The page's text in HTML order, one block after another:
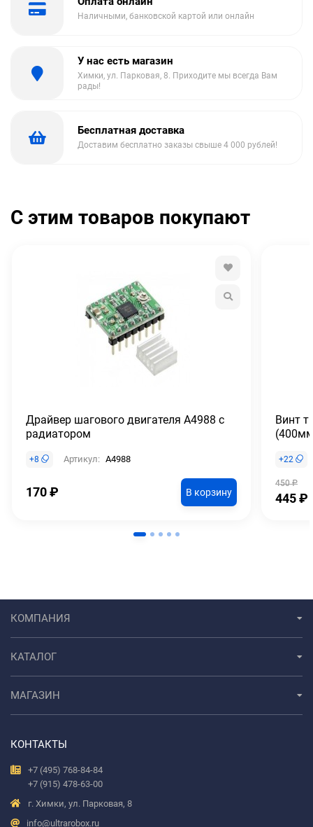
Наличными, банковской картой или онлайн
У нас есть магазин
Химки, ул. Парковая, 8. Приходите мы всегда Вам
рады!
Бесплатная доставка
Доставим бесплатно заказы свыше 4 000 рублей!
С этим товаров покупают
Драйвер шагового двигателя A4988 с
радиатором
+8 Артикул: A4988
170₽ В корзину
Винт
+22
450₽
445₽
КОМПАНИЯ
КАТАЛОГ
МАГАЗИН
КОНТАКТЫ
+7 (495) 768-84-84
+7 (915) 478-63-00
г. Химки, ул. Парковая, 8
info@ultrarobox.ru